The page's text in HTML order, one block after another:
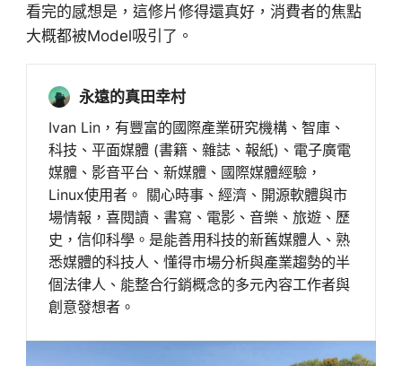
看完的感想是，這修片修得還真好，消費者的焦點
大概都被Model吸引了。
永遠的真田幸村
Ivan Lin，有豐富的國際產業研究機構、智庫、
科技、平面媒體 (書籍、雜誌、報紙)、電子廣電
媒體、影音平台、新媒體、國際媒體經驗，
Linux使用者。 關心時事、經濟、開源軟體與市
場情報，喜閱讀、書寫、電影、音樂、旅遊、歷
史，信仰科學。是能善用科技的新舊媒體人、熟
悉媒體的科技人、懂得市場分析與產業趨勢的半
個法律人、能整合行銷概念的多元內容工作者與
創意發想者。